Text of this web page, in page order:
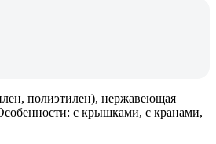
полиэтилен), нержавеющая
с крышками, с кранами,